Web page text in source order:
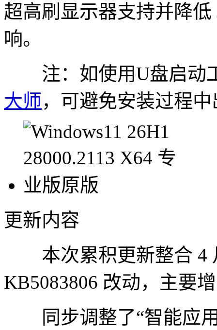
超高刷显示器支持并降低
响。
注：如使用U盘启动
大师，可避免安装过程
更新内容
本次累积更新整合 4
KB5083806 改动，主要
同步调整了“智能应用